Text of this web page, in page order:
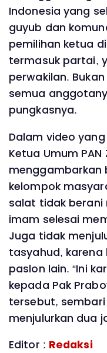
Indonesia yang
guyub dan
pemilihan ketua
termasuk partai,
perwakilan.
semua
pungkasnya.
Dalam video
Ketua Umum PAN
menggambarkan
kelompok
salat tidak berani
imam selesai
Juga tidak
tasyahud, karena
paslon lain. “Ini
kepada Pak
tersebut,
menjulurkan dua
Editor : Redaksi